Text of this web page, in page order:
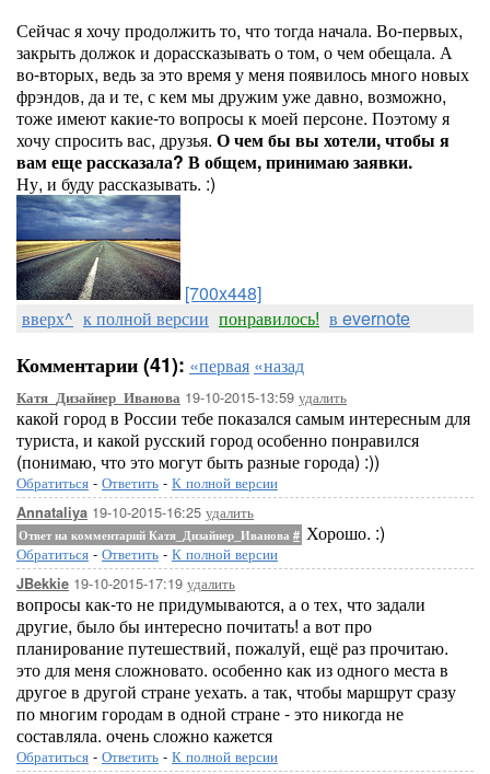
Сейчас я хочу продолжить то, что тогда начала. Во-первых,
закрыть должок и дорассказывать о том, о чем обещала. А
во-вторых, ведь за это время у меня появилось много новых
фрэндов, да и те, с кем мы дружим уже давно, возможно,
тоже имеют какие-то вопросы к моей персоне. Поэтому я
хочу спросить вас, друзья. О чем бы вы хотели, чтобы я
вам еще рассказала? В общем, принимаю заявки.
Ну, и буду рассказывать. :)
[700x448]
вверх^ к полной версии понравилось! в evernote
Комментарии (41): «первая «назад
Катя_Дизайнер_Иванова 19-10-2015-13:59 удалить
какой город в России тебе показался самым интересным для
туриста, и какой русский город особенно понравился
(понимаю, что это могут быть разные города) :))
Обратиться - Ответить - К полной версии
Annataliya 19-10-2015-16:25 удалить
Ответ на комментарий Катя_Дизайнер_Иванова # Хорошо. :)
Обратиться - Ответить - К полной версии
JBekkie 19-10-2015-17:19 удалить
вопросы как-то не придумываются, а о тех, что задали
другие, было бы интересно почитать! а вот про
планирование путешествий, пожалуй, ещё раз прочитаю.
это для меня сложновато. особенно как из одного места в
другое в другой стране уехать. а так, чтобы маршрут сразу
по многим городам в одной стране - это никогда не
составляла. очень сложно кажется
Обратиться - Ответить - К полной версии